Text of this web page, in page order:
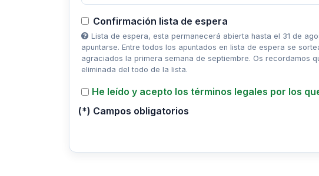
Confirmación lista de espera
Lista de espera, esta permanecerá abierta hasta el 31 de
apuntarse. Entre todos los apuntados en lista de espera se
agraciados la primera semana de septiembre. Os recordamos
eliminada del todo de la lista.
He leído y acepto los términos legales por los
(*) Campos obligatorios